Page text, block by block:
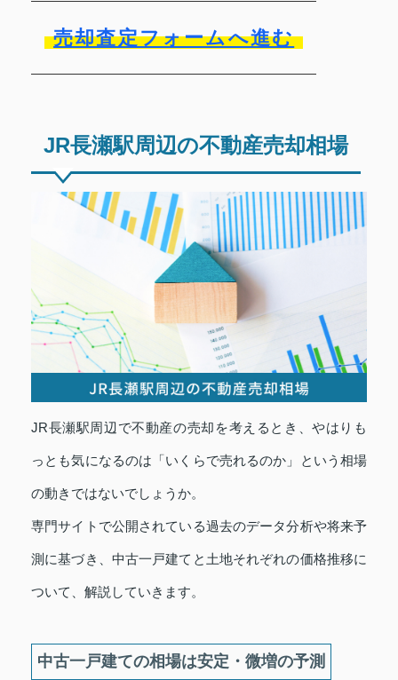
売却査定フォームへ進む
JR長瀬駅周辺の不動産売却相場
JR長瀬駅周辺で不動産の売却を考えるとき、やはりも
っとも気になるのは「いくらで売れるのか」という相場
の動きではないでしょうか。
専門サイトで公開されている過去のデータ分析や将来予
測に基づき、中古一戸建てと土地それぞれの価格推移に
ついて、解説していきます。
中古一戸建ての相場は安定・微増の予測